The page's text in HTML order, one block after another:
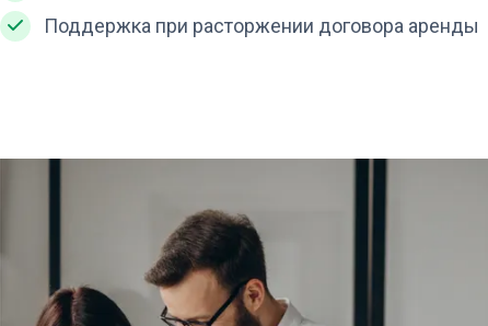
Поддержка при расторжении договора аренды